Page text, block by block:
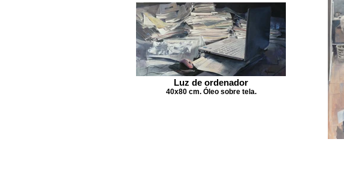
Luz de ordenador
40x80 cm. Óleo sobre tela.